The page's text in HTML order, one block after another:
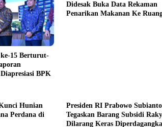
15 Berturut-
BPK
Didesak Buka Data Rekaman
Penarikan Makanan Ke
Hunian
Perdana di
Presiden RI Prabowo Subianto
Tegaskan Barang Subsidi
Dilarang Keras